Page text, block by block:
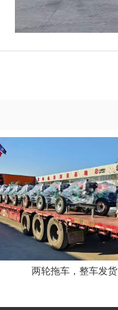
两轮拖车，整车发货